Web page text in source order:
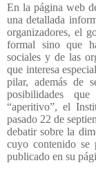
En la página web
una detallada
organizadores, el
formal sino que
sociales y de las
que interesa
pilar, además de
posibilidades
“aperitivo”, el
pasado 22 de
debatir sobre la
cuyo contenido se
publicado en su